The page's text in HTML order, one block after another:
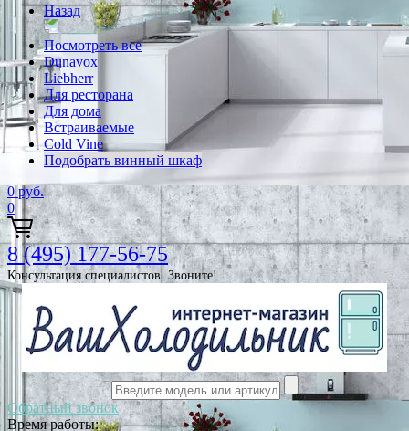
Назад
Посмотреть все
Dunavox
Liebherr
Для ресторана
Для дома
Встраиваемые
Cold Vine
Подобрать винный шкаф
0 руб.
0
8 (495) 177-56-75
Консультация специалистов. Звоните!
Обратный звонок
Время работы: